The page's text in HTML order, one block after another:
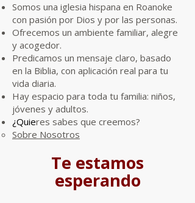
Somos una iglesia hispana en Roanoke
con pasión por Dios y por las personas.
Ofrecemos un ambiente familiar, alegre
y acogedor.
Predicamos un mensaje claro, basado
en la Biblia, con aplicación real para tu
vida diaria.
Hay espacio para toda tu familia: niños,
jóvenes y adultos.
¿Quieres sabes que creemos?
Sobre Nosotros
Te estamos
esperando